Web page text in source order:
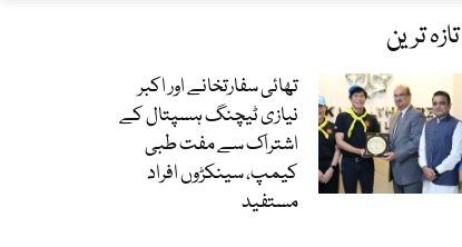
تازہ ترین
تھائی سفارتخانے اور اکبر
نیازی ٹیچنگ ہسپتال کے
اشتراک سے مفت طبی
کیمپ، سینکڑوں افراد
مستفید